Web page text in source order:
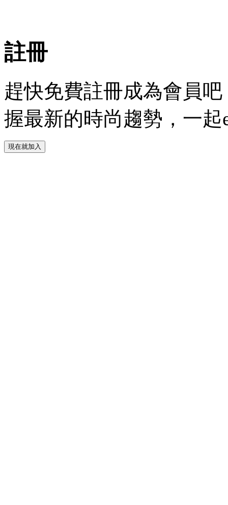
註冊
趕快免費註冊成為會員
握最新的時尚趨勢，一起
現在就加入